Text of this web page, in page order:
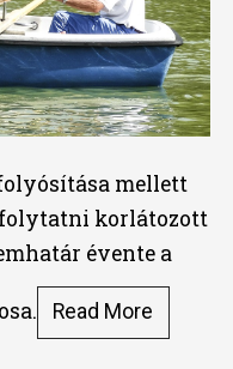
mellett
folytatni korlátozott
évente a
Read More